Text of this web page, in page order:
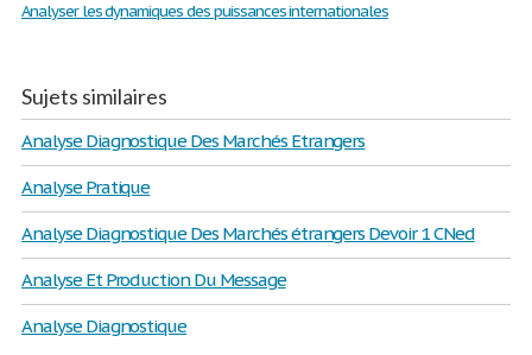
Analyser les dynamiques des puissances internationales
Sujets similaires
Analyse Diagnostique Des Marchés Etrangers
Analyse Pratique
Analyse Diagnostique Des Marchés étrangers Devoir 1 CNed
Analyse Et Production Du Message
Analyse Diagnostique